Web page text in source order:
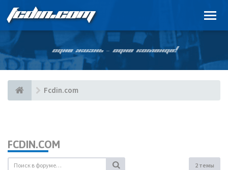
FCDIN.COM
ОДНА ЖИЗНЬ – ОДНА КОМАНДА!
Fcdin.com
FCDIN.COM
2 темы